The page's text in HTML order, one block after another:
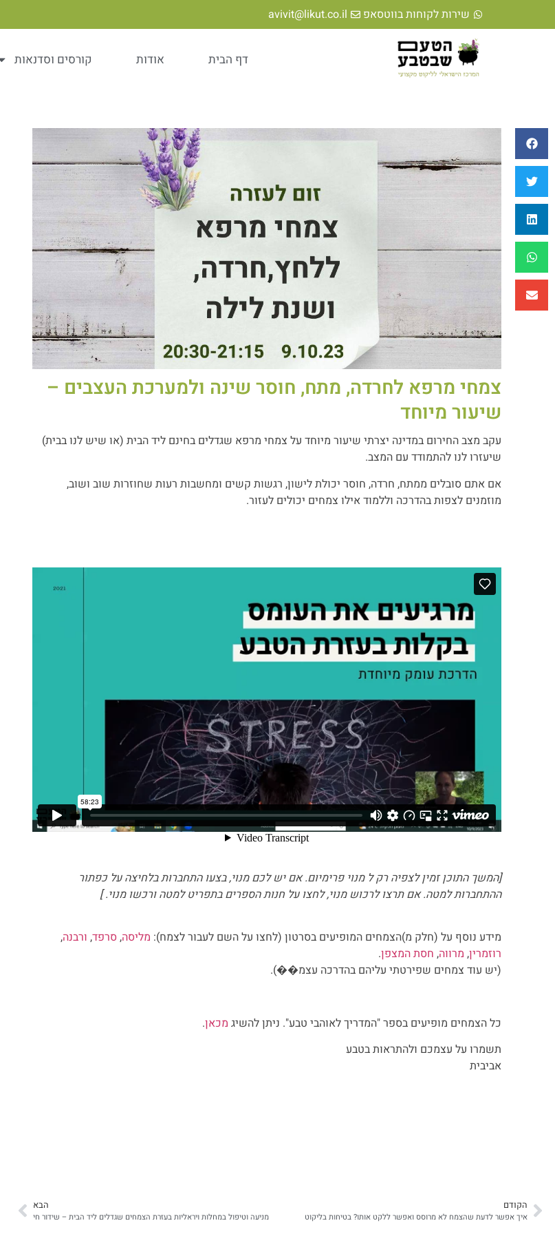
שירות לקוחות בווטסאפ avivit@likut.co.il
דף הבית אודות קורסים וסדנאות
צמחי מרפא לחרדה, מתח, חוסר שינה ולמערכת העצבים –
שיעור מיוחד
עקב מצב החירום במדינה יצרתי שיעור מיוחד על צמחי מרפא שגדלים בחינם ליד הבית (או שיש לנו בבית)
שיעזרו לנו להתמודד עם המצב.
אם אתם סובלים ממתח, חרדה, חוסר יכולת לישון, רגשות קשים ומחשבות רעות שחוזרות שוב ושוב,
מוזמנים לצפות בהדרכה וללמוד אילו צמחים יכולים לעזור.
[המשך התוכן זמין לצפיה רק ל מנוי פרימיום. אם יש לכם מנוי, בצעו התחברות בלחיצה על כפתור
ההתחברות למטה. אם תרצו לרכוש מנוי, לחצו על חנות הספרים בתפריט למטה ורכשו מנוי. ]
מידע נוסף על (חלק מ)הצמחים המופיעים בסרטון (לחצו על השם לעבור לצמח): מליסה, סרפד, ורבנה,
רוזמרין, מרווה, חסת המצפן.
(יש עוד צמחים שפירטתי עליהם בהדרכה עצמ��).
כל הצמחים מופיעים בספר "המדריך לאוהבי טבע". ניתן להשיג מכאן.
תשמרו על עצמכם ולהתראות בטבע
אביבית
הקודם
איך אפשר לדעת שהצמח לא מרוסס ואפשר ללקט אותו? בטיחות בליקוט
הבא
מניעה וטיפול במחלות ויראליות בעזרת הצמחים שגדלים ליד הבית – שידור חי